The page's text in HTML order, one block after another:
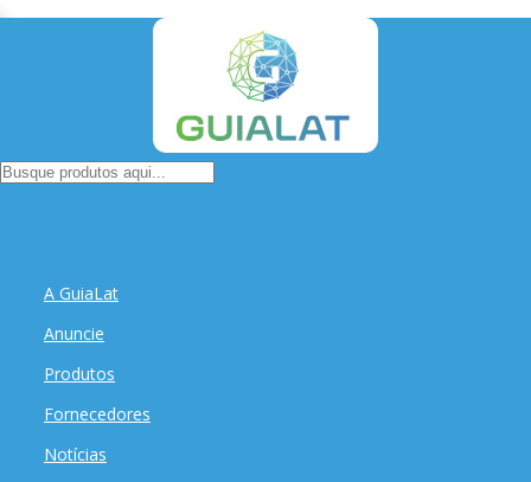
A GuiaLat
Anuncie
Produtos
Fornecedores
Notícias